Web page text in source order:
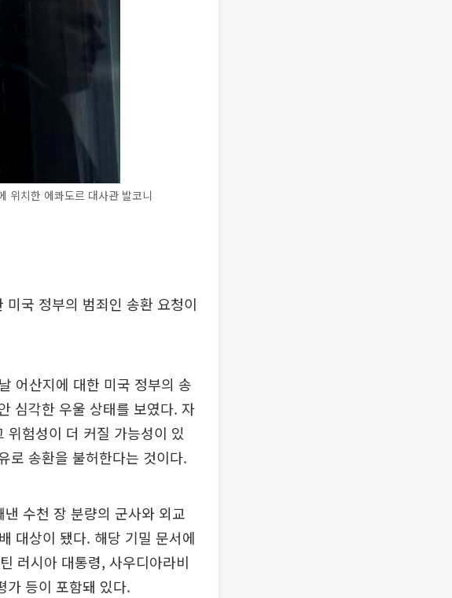
위치한 에콰도르 대사관 발코니
미국 정부의 범죄인 송환 요청이
어산지에 대한 미국 정부의 송
심각한 우울 상태를 보였다. 자
험성이 더 커질 가능성이 있
로 송환을 불허한다는 것이다.
수천 장 분량의 군사와 외교
대상이 됐다. 해당 기밀 문서에
러시아 대통령, 사우디아라비
가 등이 포함돼 있다.